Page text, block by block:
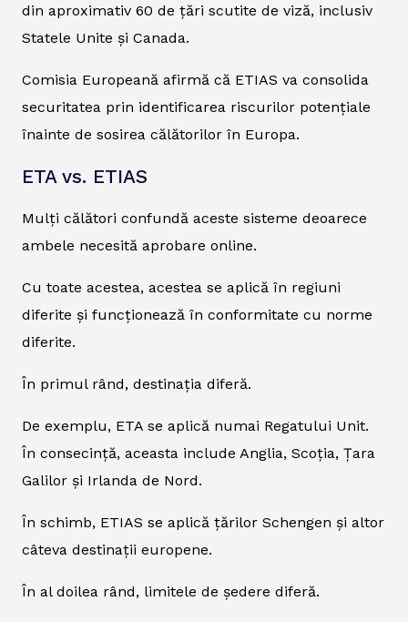
din aproximativ 60 de țări scutite de viză, inclusiv
Statele Unite și Canada.
Comisia Europeană afirmă că ETIAS va consolida
securitatea prin identificarea riscurilor potențiale
înainte de sosirea călătorilor în Europa.
ETA vs. ETIAS
Mulți călători confundă aceste sisteme deoarece
ambele necesită aprobare online.
Cu toate acestea, acestea se aplică în regiuni
diferite și funcționează în conformitate cu norme
diferite.
În primul rând, destinația diferă.
De exemplu, ETA se aplică numai Regatului Unit.
În consecință, aceasta include Anglia, Scoția, Țara
Galilor și Irlanda de Nord.
În schimb, ETIAS se aplică țărilor Schengen și altor
câteva destinații europene.
În al doilea rând, limitele de ședere diferă.